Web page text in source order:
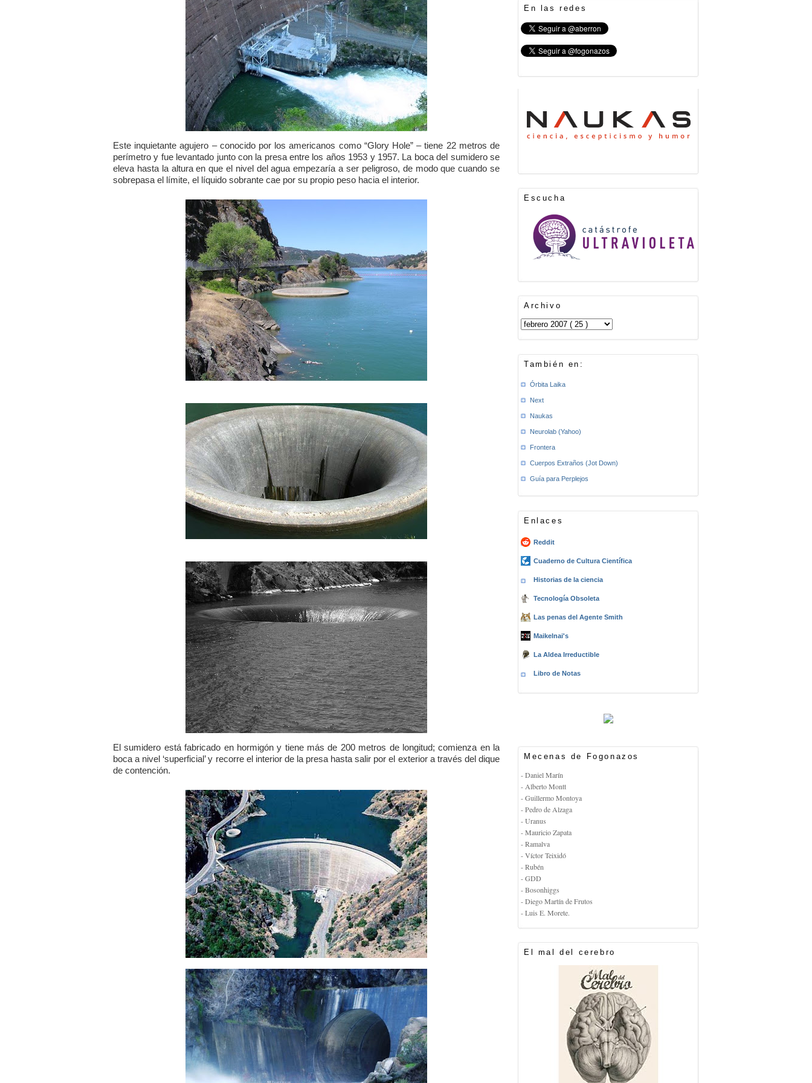
Este inquietante agujero – conocido por los americanos como “Glory Hole” – tiene 22 metros de
perímetro y fue levantado junto con la presa entre los años 1953 y 1957. La boca del sumidero se
eleva hasta la altura en que el nivel del agua empezaría a ser peligroso, de modo que cuando se
sobrepasa el límite, el líquido sobrante cae por su propio peso hacia el interior.
El sumidero está fabricado en hormigón y tiene más de 200 metros de longitud; comienza en la
boca a nivel ‘superficial’ y recorre el interior de la presa hasta salir por el exterior a través del dique
de contención.
En las redes
Escucha
Archivo
También en:
Órbita Laika
Next
Naukas
Neurolab (Yahoo)
Frontera
Cuerpos Extraños (Jot Down)
Guía para Perplejos
Enlaces
Reddit
Cuaderno de Cultura Científica
Historias de la ciencia
Tecnología Obsoleta
Las penas del Agente Smith
Maikelnai's
La Aldea Irreductible
Libro de Notas
Mecenas de Fogonazos
- Daniel Marín
- Alberto Montt
- Guillermo Montoya
- Pedro de Alzaga
- Uranus
- Mauricio Zapata
- Ramalva
- Víctor Teixidó
- Rubén
- GDD
- Bosonhiggs
- Diego Martín de Frutos
- Luis E. Morete.
El mal del cerebro